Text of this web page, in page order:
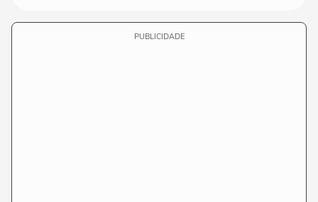
PUBLICIDADE